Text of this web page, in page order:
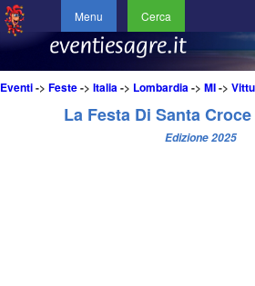
Menu Cerca
Eventi-> Feste-> Italia-> Lombardia-> MI->
La Festa Di Santa
Edizione 2025